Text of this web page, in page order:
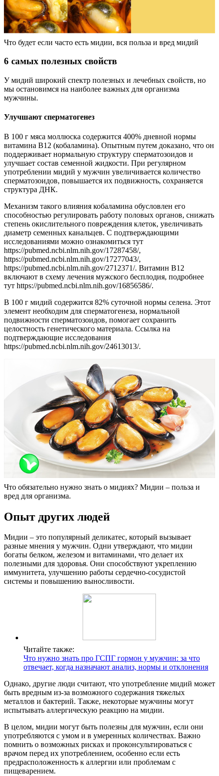
Что будет если часто есть мидии, вся польза и вред мидий
6 самых полезных свойств
У мидий широкий спектр полезных и лечебных свойств, но
мы остановимся на наиболее важных для организма
мужчины.
Улучшают сперматогенез
В 100 г мяса моллюска содержится 400% дневной нормы
витамина В12 (кобаламина). Опытным путем доказано, что он
поддерживает нормальную структуру сперматозоидов и
улучшает состав семенной жидкости. При регулярном
употреблении мидий у мужчин увеличивается количество
сперматозоидов, повышается их подвижность, сохраняется
структура ДНК.
Механизм такого влияния кобаламина обусловлен его
способностью регулировать работу половых органов, снижать
степень окислительного повреждения клеток, увеличивать
диаметр семенных канальцев. С подтверждающими
исследованиями можно ознакомиться тут
https://pubmed.ncbi.nlm.nih.gov/17287458/,
https://pubmed.ncbi.nlm.nih.gov/17277043/,
https://pubmed.ncbi.nlm.nih.gov/2712371/. Витамин В12
включают в схему лечения мужского бесплодия, подробнее
тут https://pubmed.ncbi.nlm.nih.gov/16856586/.
В 100 г мидий содержится 82% суточной нормы селена. Этот
элемент необходим для сперматогенеза, нормальной
подвижности сперматозоидов, помогает сохранить
целостность генетического материала. Ссылка на
подтверждающие исследования
https://pubmed.ncbi.nlm.nih.gov/24613013/.
Что обязательно нужно знать о мидиях? Мидии – польза и
вред для организма.
Опыт других людей
Мидии – это популярный деликатес, который вызывает
разные мнения у мужчин. Одни утверждают, что мидии
богаты белком, железом и витаминами, что делает их
полезными для здоровья. Они способствуют укреплению
иммунитета, улучшению работы сердечно-сосудистой
системы и повышению выносливости.
Читайте также:
Что нужно знать про ГСПГ гормон у мужчин: за что
отвечает, когда назначают анализ, нормы и отклонения
Однако, другие люди считают, что употребление мидий может
быть вредным из-за возможного содержания тяжелых
металлов и бактерий. Также, некоторые мужчины могут
испытывать аллергическую реакцию на мидии.
В целом, мидии могут быть полезны для мужчин, если они
употребляются с умом и в умеренных количествах. Важно
помнить о возможных рисках и проконсультироваться с
врачом перед их употреблением, особенно если есть
предрасположенность к аллергии или проблемам с
пищеварением.